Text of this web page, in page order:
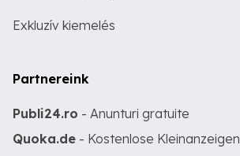
Exkluzív kiemelés
Partnereink
Publi24.ro - Anunturi gratuite
Quoka.de - Kostenlose Kleinanzeigen